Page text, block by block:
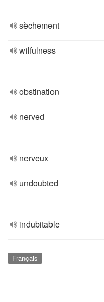
sèchement
wilfulness
obstination
nerved
nerveux
undoubted
indubitable
Français